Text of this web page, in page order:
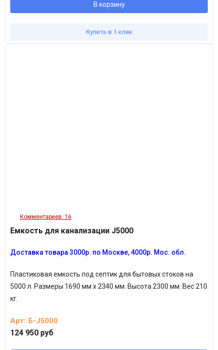
В корзину
Купить в 1 клик
Комментариев: 16
Емкость для канализации J5000
Доставка товара 3000р. по Москве, 4000р. Мос. обл.
Пластиковая емкость под септик для бытовых стоков на
5000 л. Размеры 1690 мм х 2340 мм. Высота 2300 мм. Вес 210
кг.
Арт: Б-J5000
124 950 руб